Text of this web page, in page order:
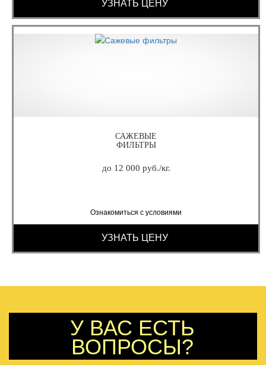
УЗНАТЬ ЦЕНУ
САЖЕВЫЕ
ФИЛЬТРЫ
до 12 000 руб./кг.
Ознакомиться с условиями
УЗНАТЬ ЦЕНУ
У ВАС ЕСТЬ
ВОПРОСЫ?